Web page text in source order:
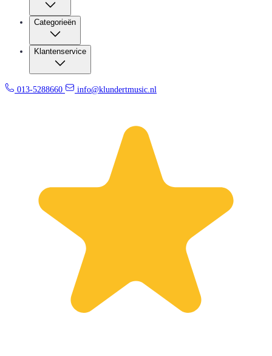
Categorieën
Klantenservice
013-5288660 info@klundertmusic.nl